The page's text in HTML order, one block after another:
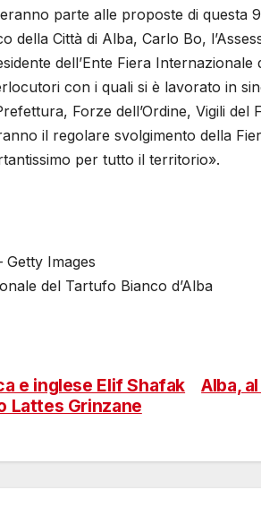
parte alle proposte di questa
della Città di Alba, Carlo Bo,
dell’Ente Fiera
con i quali si è lavorato in
Forze dell’Ordine, Vigili del
il regolare svolgimento della
per tutto il territorio».
Getty Images
del Tartufo Bianco d’Alba
Alba,
e inglese Elif Shafak
Lattes Grinzane